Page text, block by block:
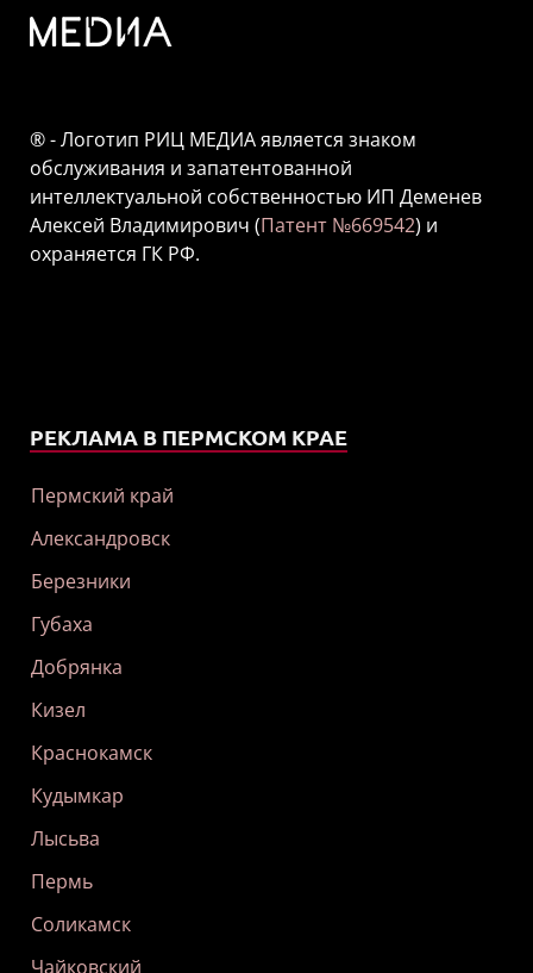
® - Логотип РИЦ МЕДИА является знаком
обслуживания и запатентованной
интеллектуальной собственностью ИП Деменев
Алексей Владимирович (Патент №669542) и
охраняется ГК РФ.
РЕКЛАМА В ПЕРМСКОМ КРАЕ
Пермский край
Александровск
Березники
Губаха
Добрянка
Кизел
Краснокамск
Кудымкар
Лысьва
Пермь
Соликамск
Чайковский